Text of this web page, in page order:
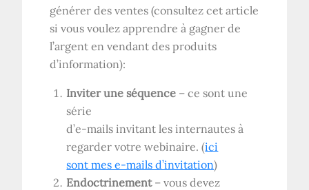
générer des ventes (consultez cet article
si vous voulez apprendre à gagner de
l’argent en vendant des produits
d’information):
Inviter une séquence – ce sont une
série
d’e-mails invitant les internautes à
regarder votre webinaire. (ici
sont mes e-mails d’invitation)
Endoctrinement– vous devez